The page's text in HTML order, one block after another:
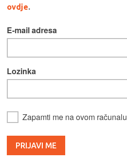
ovdje.
E-mail adresa
Lozinka
Zapamti me na ovom računalu